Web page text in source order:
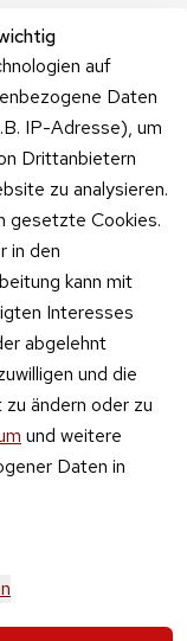
auf
Daten
IP-Adresse), um
Drittanbietern
zu analysieren.
gesetzte Cookies.
in den
kann mit
Interesses
abgelehnt
und die
ändern oder zu
und weitere
Daten in